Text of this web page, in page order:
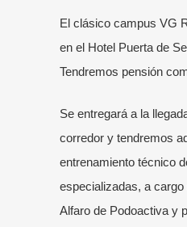
El clásico campus VG
en el Hotel Puerta de
Tendremos pensión
Se entregará a la
corredor y tendremos
entrenamiento técnico
especializadas, a
Alfaro de Podoactiva y